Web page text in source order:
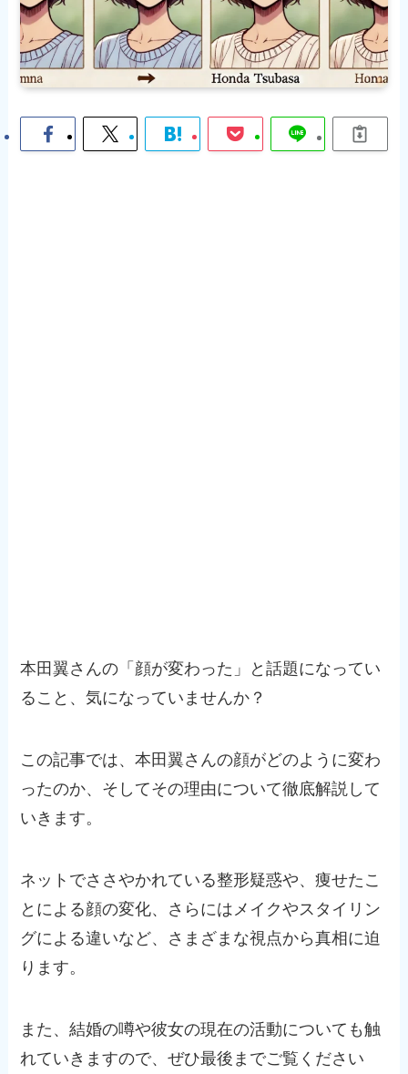
本田翼さんの「顔が変わった」と話題になってい
ること、気になっていませんか？
この記事では、本田翼さんの顔がどのように変わ
ったのか、そしてその理由について徹底解説して
いきます。
ネットでささやかれている整形疑惑や、痩せたこ
とによる顔の変化、さらにはメイクやスタイリン
グによる違いなど、さまざまな視点から真相に迫
ります。
また、結婚の噂や彼女の現在の活動についても触
れていきますので、ぜひ最後までご覧ください